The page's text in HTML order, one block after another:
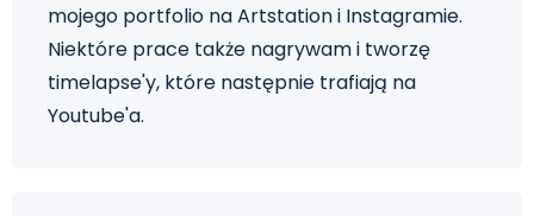
mojego portfolio na Artstation i Instagramie.
Niektóre prace także nagrywam i tworzę
timelapse'y, które następnie trafiają na
Youtube'a.